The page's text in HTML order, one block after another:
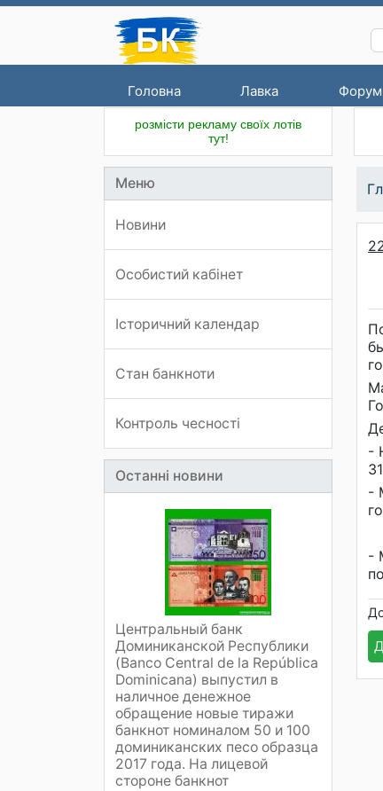
Головна Лавка
розмісти рекламу своїх лотів
тут!
Меню
Новини
Особистий кабінет
Історичний календар
Стан банкноти
Контроль чесності
Останні новини
Центральный банк
Доминиканской Республики
(Banco Central de la República
Dominicana) выпустил в
наличное денежное
обращение новые тиражи
банкнот номиналом 50 и 100
доминиканских песо образца
2017 года. На лицевой
стороне банкнот
-
-
-